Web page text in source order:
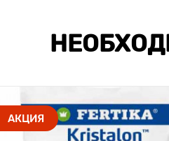
АКЦИЯ